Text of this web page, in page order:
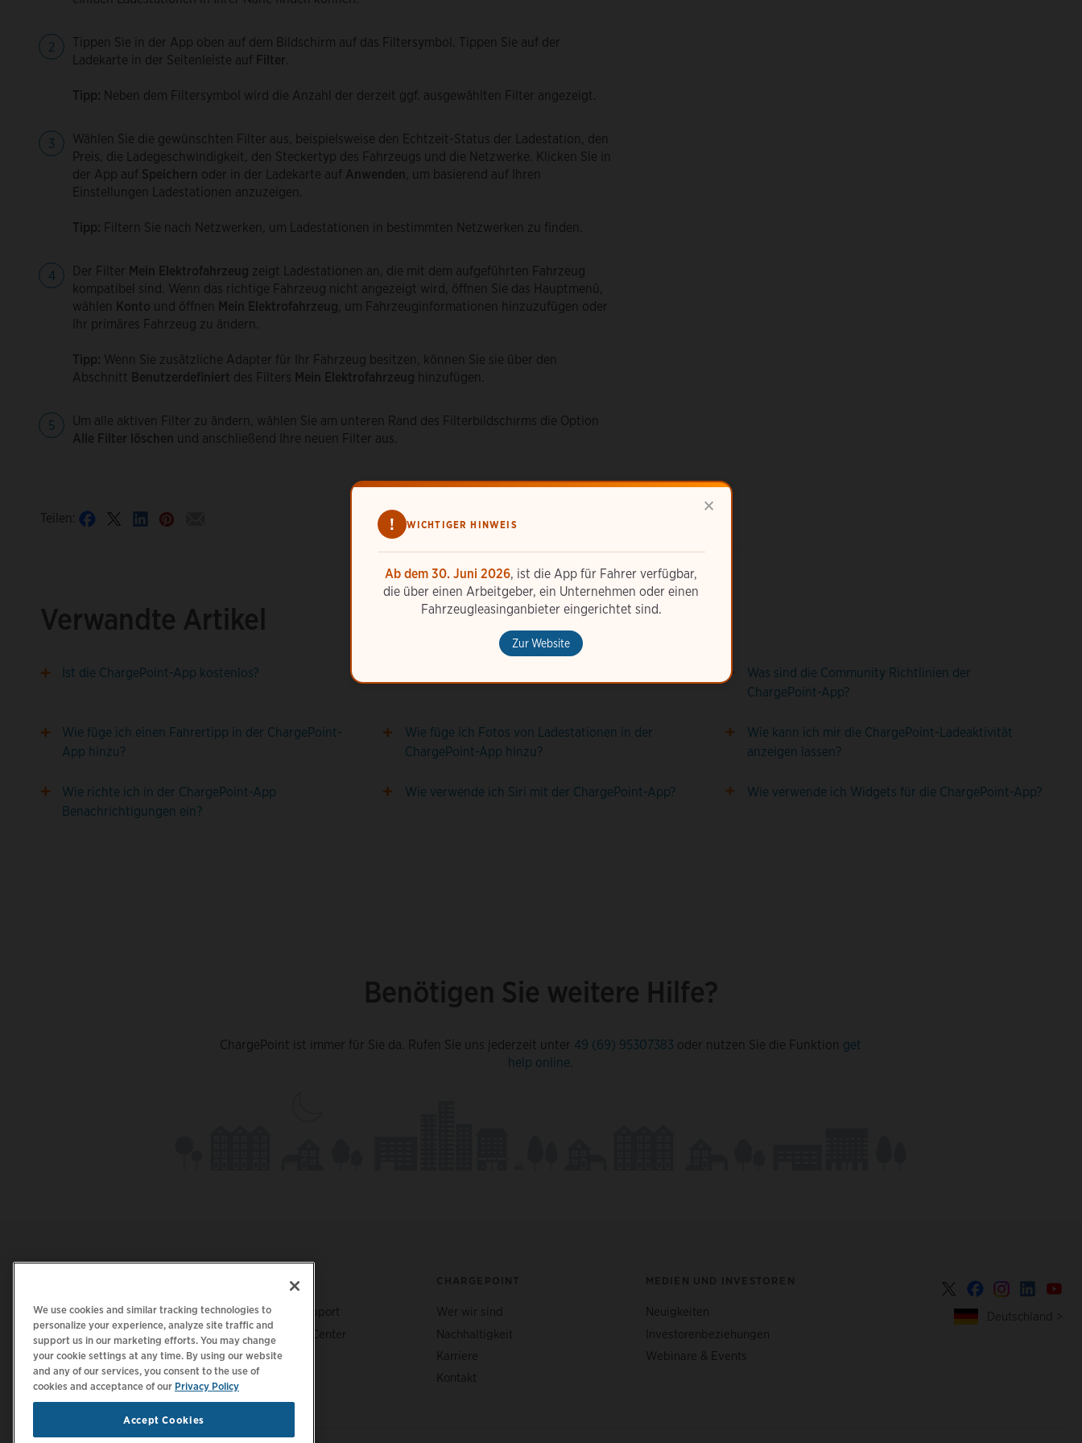
×
! WICHTIGER HINWEIS
Ab dem 30. Juni 2026, ist die App für Fahrer verfügbar,
die über einen Arbeitgeber, ein Unternehmen oder einen
Fahrzeugleasinganbieter eingerichtet sind.
Zur Website
Tippen Sie in der App oben auf dem Bildschirm auf das Filtersymbol. Tippen Sie auf der
Ladekarte in der Seitenleiste auf Filter.
Tipp: Neben dem Filtersymbol wird die Anzahl der derzeit ggf. ausgewählten Filter angezeigt.
Wählen Sie die gewünschten Filter aus, beispielsweise den Echtzeit-Status der Ladestation, den
Preis, die Ladegeschwindigkeit, den Steckertyp des Fahrzeugs und die Netzwerke. Klicken Sie in
der App auf Speichern oder in der Ladekarte auf Anwenden, um basierend auf Ihren
Einstellungen Ladestationen anzuzeigen.
Tipp: Filtern Sie nach Netzwerken, um Ladestationen in bestimmten Netzwerken zu finden.
Der Filter Mein Elektrofahrzeug zeigt Ladestationen an, die mit dem aufgeführten Fahrzeug
kompatibel sind. Wenn das richtige Fahrzeug nicht angezeigt wird, öffnen Sie das Hauptmenü,
wählen Konto und öffnen Mein Elektrofahrzeug, um Fahrzeuginformationen hinzuzufügen oder
Ihr primäres Fahrzeug zu ändern.
Tipp: Wenn Sie zusätzliche Adapter für Ihr Fahrzeug besitzen, können Sie sie über den
Abschnitt Benutzerdefiniert des Filters Mein Elektrofahrzeug hinzufügen.
Um alle aktiven Filter zu ändern, wählen Sie am unteren Rand des Filterbildschirms die Option
Alle Filter löschen und anschließend Ihre neuen Filter aus.
Teilen:
Verwandte Artikel
Ist die ChargePoint-App kostenlos?
Was sind die Community Richtlinien der
ChargePoint-App?
Wie füge ich einen Fahrertipp in der ChargePoint-
App hinzu?
Wie füge ich Fotos von Ladestationen in der
ChargePoint-App hinzu?
Wie kann ich mir die ChargePoint-Ladeaktivität
anzeigen lassen?
Wie richte ich in der ChargePoint-App
Benachrichtigungen ein?
Wie verwende ich Siri mit der ChargePoint-App? Wie verwende ich Widgets für die ChargePoint-App?
Benötigen Sie weitere Hilfe?
ChargePoint ist immer für Sie da. Rufen Sie uns jederzeit unter 49 (69) 95307383 oder nutzen Sie die Funktion get
help online.
ChargePoint-Support
Fahrer-Support Center
Trust Center
CHARGEPOINT
Wer wir sind
Nachhaltigkeit
Karriere
Kontakt
MEDIEN UND INVESTOREN
Neuigkeiten
Investorenbeziehungen
Webinare & Events
Deutschland >
We use cookies and similar tracking technologies to
personalize your experience, analyze site traffic and
support us in our marketing efforts. You may change
your cookie settings at any time. By using our website
and any of our services, you consent to the use of
cookies and acceptance of our Privacy Policy
Accept Cookies